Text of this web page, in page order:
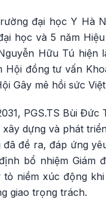
đại học Y Hà
học và 5 năm
Hữu Tú hiện
đồng tư vấn
Gây mê hồi sức
PGS.TS Bùi Đức
dựng và phát
đề ra, đáp ứng
bổ nhiệm Giám
niềm xúc động
giao trọng trách.